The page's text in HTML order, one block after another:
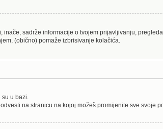
sadrže informacije o tvojem prijavljivanju,
(obično) pomaže izbrisivanje kolačića.
u bazi.
na stranicu na kojoj možeš promijenite sve svoje